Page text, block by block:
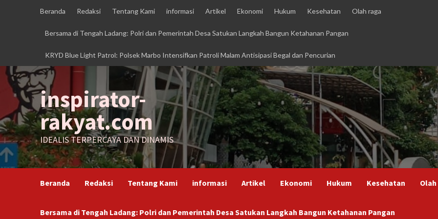
Beranda Redaksi Tentang Kami informasi Artikel Ekonomi Hukum Kesehatan Olah raga
Bersama di Tengah Ladang: Polri dan Pemerintah Desa Satukan Langkah Bangun Ketahanan Pangan
KRYD Blue Light Patrol: Polsek Marbo Intensifkan Patroli Malam Antisipasi Begal dan Pencurian
inspirator-
rakyat.com
IDEALIS TERPERCAYA DAN DINAMIS
Beranda Redaksi Tentang Kami informasi Artikel Ekonomi Hukum Kesehatan
Bersama di Tengah Ladang: Polri dan Pemerintah Desa Satukan Langkah Bangun Ketahanan Pangan